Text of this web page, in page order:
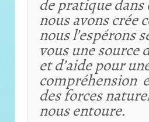
de pratique dans
nous avons crée
nous l’espérons
vous une source
et d’aide pour
compréhension
des forces
nous entoure.